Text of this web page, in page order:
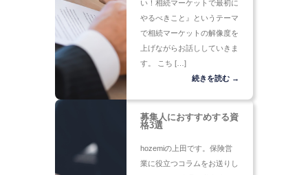
い！相続マーケットで最初に
やるべきこと』というテーマ
で相続マーケットの解像度を
上げながらお話ししていきま
す。 こち […]
続きを読む →
募集人におすすめする資
格3選
hozemiの上田です。保険営
業に役立つコラムをお送りし